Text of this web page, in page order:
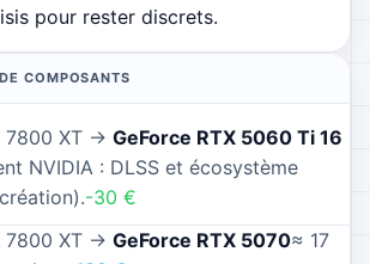
pour rester discrets.
COMPOSANTS
7800 XT → GeForce RTX 5060 Ti 16
NVIDIA : DLSS et écosystème
-30 €
7800 XT → GeForce RTX 5070≈ 17